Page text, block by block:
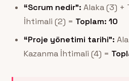
“Scrum nedir”: Alaka (3) +
İhtimali (2) = Toplam: 10
“Proje yönetimi tarihi”:
Kazanma İhtimali (4) =